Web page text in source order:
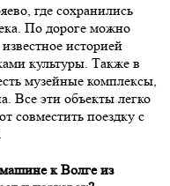
где сохранились
По дороге можно
историей
культуры. Также в
музейные комплексы,
Все эти объекты легко
совместить поездку с
к Волге из